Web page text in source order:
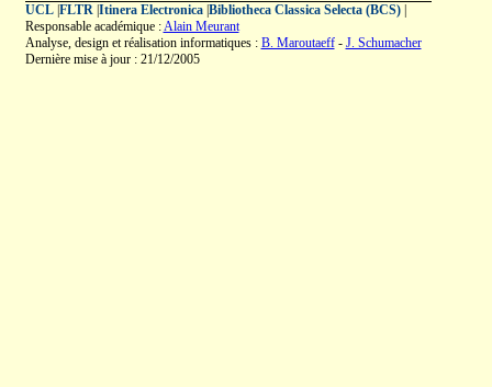
UCL| FLTR| Itinera Electronica| Bibliotheca Classica Selecta (BCS)|
Responsable académique :Alain Meurant
Analyse, design et réalisation informatiques : B. Maroutaeff- J. Schumacher
Dernière mise à jour : 21/12/2005